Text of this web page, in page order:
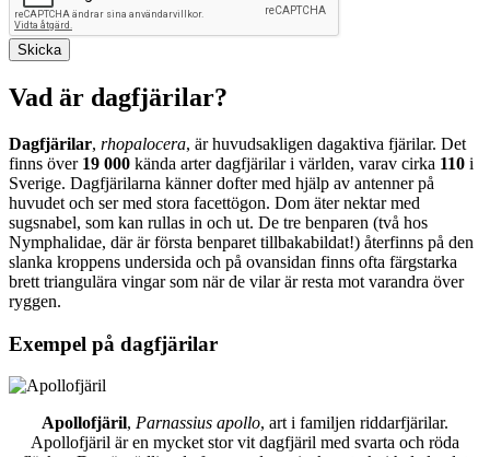
Vad är dagfjärilar?
Dagfjärilar, rhopalocera, är huvudsakligen dagaktiva fjärilar. Det
finns över 19 000 kända arter dagfjärilar i världen, varav cirka 110 i
Sverige. Dagfjärilarna känner dofter med hjälp av antenner på
huvudet och ser med stora facettögon. Dom äter nektar med
sugsnabel, som kan rullas in och ut. De tre benparen (två hos
Nymphalidae, där är första benparet tillbakabildat!) återfinns på den
slanka kroppens undersida och på ovansidan finns ofta färgstarka
brett triangulära vingar som när de vilar är resta mot varandra över
ryggen.
Exempel på dagfjärilar
Apollofjäril, Parnassius apollo, art i familjen riddarfjärilar.
Apollofjäril är en mycket stor vit dagfjäril med svarta och röda